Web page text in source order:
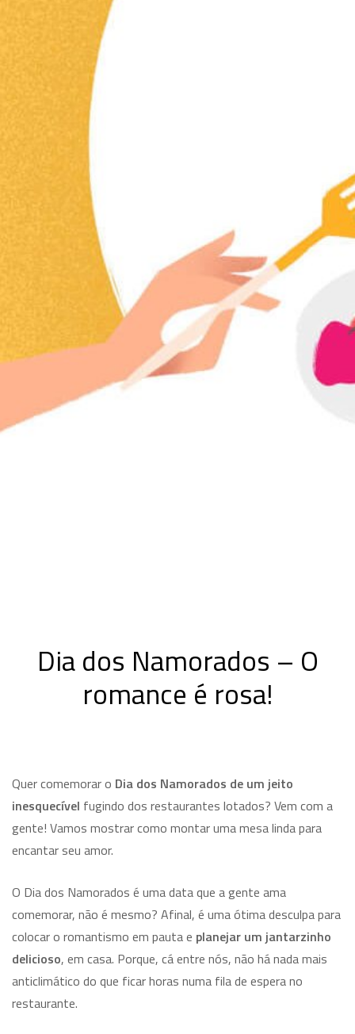
Dia dos Namorados – O
romance é rosa!
Quer comemorar o Dia dos Namorados de um jeito
inesquecível fugindo dos restaurantes lotados? Vem com a
gente! Vamos mostrar como montar uma mesa linda para
encantar seu amor.
O Dia dos Namorados é uma data que a gente ama
comemorar, não é mesmo? Afinal, é uma ótima desculpa para
colocar o romantismo em pauta e planejar um jantarzinho
delicioso, em casa. Porque, cá entre nós, não há nada mais
anticlimático do que ficar horas numa fila de espera no
restaurante.